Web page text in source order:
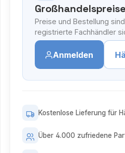
Preise und Bestellung
registrierte Fachhändler
Anmelden
Kostenlose Lieferung für
Über 4.000 zufriedene